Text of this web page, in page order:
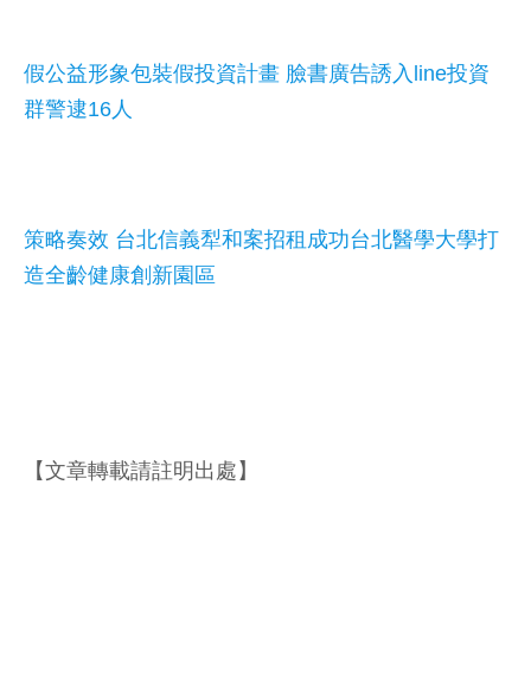
假公益形象包裝假投資計畫 臉書廣告誘入line投資
群警逮16人
策略奏效 台北信義犁和案招租成功台北醫學大學打
造全齡健康創新園區
【文章轉載請註明出處】